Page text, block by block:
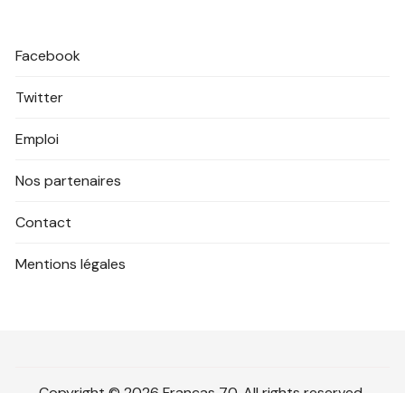
Facebook
Twitter
Emploi
Nos partenaires
Contact
Mentions légales